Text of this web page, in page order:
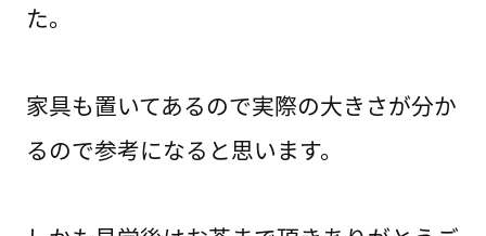
た。
家具も置いてあるので実際の大きさが分か
るので参考になると思います。